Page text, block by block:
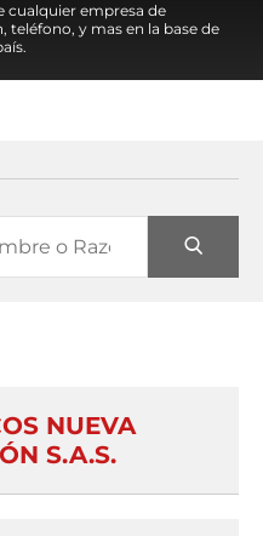
cualquier empresa de
teléfono, y mas en la base de
NUEVA
S.A.S.